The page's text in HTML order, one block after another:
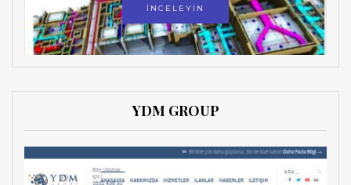
İNCELEYİN
YDM GROUP